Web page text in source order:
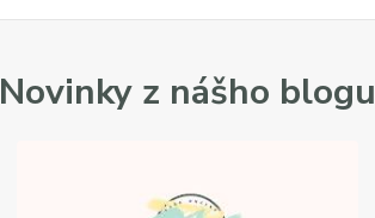
Novinky z nášho blogu